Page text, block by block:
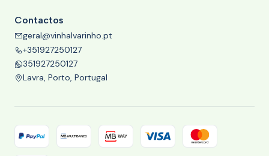
Contactos
geral@vinhalvarinho.pt
+351927250127
351927250127
Lavra, Porto, Portugal